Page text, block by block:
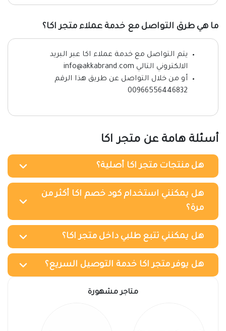
ما هي طرق التواصل مع خدمة عملاء متجر اكا؟
يتم التواصل مع خدمة عملاء اكا عبر البريد
الالكتروني التالي info@akkabrand.com
أو من خلال التواصل عن طريق هذا الرقم
00966556446832
أسئلة هامة عن متجر اكا
هل منتجات متجر اكا أصلية؟
هل يمكنني استخدام كود خصم اكا أكثر من
مرة؟
هل يمكنني تتبع طلبي داخل متجر اكا؟
هل يوفر متجر اكا خدمة التوصيل السريع؟
متاجر مشهورة